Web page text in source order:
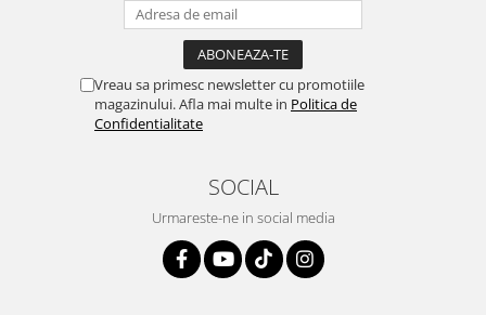
Accesorii Fitness
Articole Voiaj
Aparate Foto & Accesorii
Audio HI-FI & Profesionale
Vreau sa primesc newsletter cu promotiile
magazinului. Afla mai multe in Politica de
Confidentialitate
SOCIAL
Urmareste-ne in social media